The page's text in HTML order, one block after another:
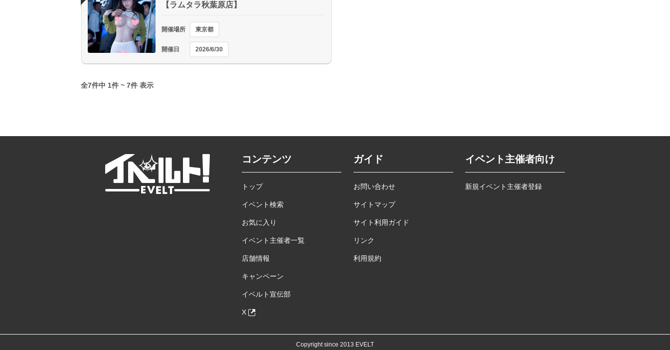
【ラムタラ秋葉原店】
開催場所 東京都
開催日 2026/6/30
全7件中 1件 ~ 7件 表示
コンテンツ
トップ
イベント検索
お気に入り
イベント主催者一覧
店舗情報
キャンペーン
イベルト宣伝部
X
ガイド
お問い合わせ
サイトマップ
サイト利用ガイド
リンク
利用規約
イベント主催者向け
新規イベント主催者登録
Copyright since 2013 EVELT